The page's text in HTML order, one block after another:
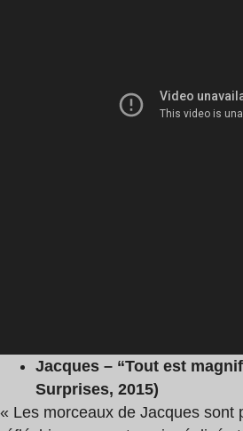
Jacques – “Tout est
Surprises, 2015)
« Les morceaux de Jacques sont